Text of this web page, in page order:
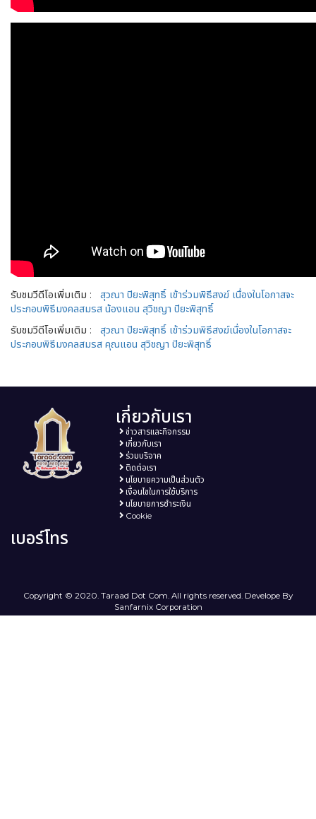
รับชมวีดีโอเพิ่มเติม : สุวณา ปิยะพิสุทธิ์ เข้าร่วมพิธีสงฆ์ เนื่องในโอกาสจะ
ประกอบพิธีมงคลสมรส น้องแอน สุวิชญา ปิยะพิสุทธิ์
รับชมวีดีโอเพิ่มเติม : สุวณา ปิยะพิสุทธิ์ เข้าร่วมพิธีสงฆ์เนื่องในโอกาสจะ
ประกอบพิธีมงคลสมรส คุณแอน สุวิชญา ปิยะพิสุทธิ์
เกี่ยวกับเรา
ข่าวสารและกิจกรรม
เกี่ยวกับเรา
ร่วมบริจาค
ติดต่อเรา
นโยบายความเป็นส่วนตัว
เงื่อนไขในการใช้บริการ
นโยบายการชำระเงิน
Cookie
เบอร์โทร
Copyright © 2020. Taraad Dot Com. All rights reserved. Develope By
Sanfarnix Corporation